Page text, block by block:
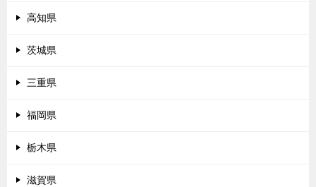
高知県
茨城県
三重県
福岡県
栃木県
滋賀県